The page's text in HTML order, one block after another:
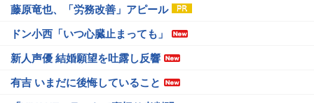
藤原竜也、「労務改善」アピール
ドン小西「いつ心臓止まっても」
新人声優 結婚願望を吐露し反響
有吉 いまだに後悔していること